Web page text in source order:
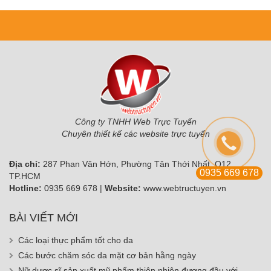
Công ty TNHH Web Trực Tuyến
Chuyên thiết kế các website trực tuyến
Địa chỉ: 287 Phan Văn Hớn, Phường Tân Thới Nhất, Q12,
TP.HCM
Hotline: 0935 669 678 | Website: www.webtructuyen.vn
BÀI VIẾT MỚI
Các loại thực phẩm tốt cho da
Các bước chăm sóc da mặt cơ bản hằng ngày
0935 669 678